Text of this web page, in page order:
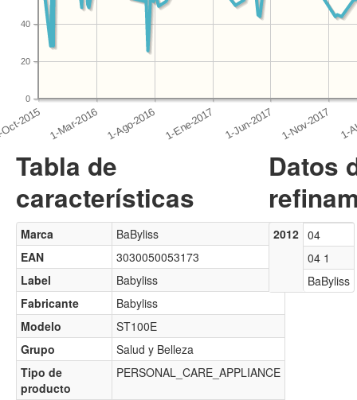
0
20
40
Tabla de
características
Marca
BaByliss
EAN
3030050053173
Label
Babyliss
Fabricante
Babyliss
Modelo
ST100E
Grupo
Salud y Belleza
Tipo de
producto
PERSONAL_CARE_APPLIANCE
Datos
2012 04
04 1
BaByliss